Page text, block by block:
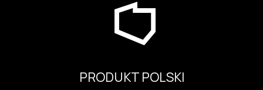
PRODUKT POLSKI